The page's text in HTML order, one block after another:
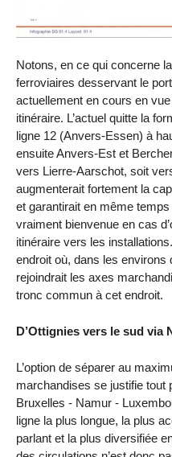
Notons, en ce qui concerne
ferroviaires desservant le
actuellement en cours en
itinéraire. L’actuel quitte la
ligne 12 (Anvers-Essen) à
ensuite Anvers-Est et
vers Lierre-Aarschot, soit
augmenterait fortement la
et garantirait en même
vraiment bienvenue en cas
itinéraire vers les
endroit où, dans les environs
rejoindrait les axes
tronc commun à cet endroit.
D’Ottignies vers le sud via
L’option de séparer au
marchandises se justifie tout
Bruxelles - Namur -
ligne la plus longue, la plus
parlant et la plus diversifiée